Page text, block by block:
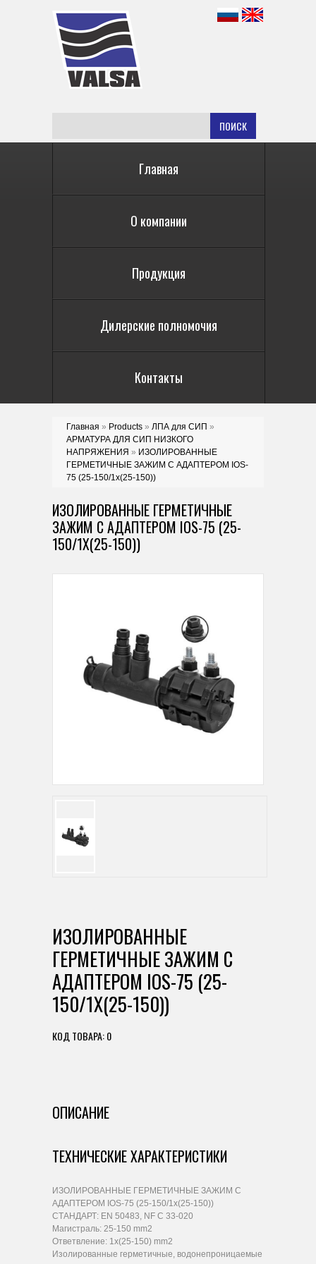
ПОИСК
Главная
О компании
Продукция
Дилерские полномочия
Контакты
Главная » Products » ЛПА для СИП »
АРМАТУРА ДЛЯ СИП НИЗКОГО
НАПРЯЖЕНИЯ » ИЗОЛИРОВАННЫЕ
ГЕРМЕТИЧНЫЕ ЗАЖИМ С АДАПТЕРОМ IOS-
75 (25-150/1x(25-150))
ИЗОЛИРОВАННЫЕ ГЕРМЕТИЧНЫЕ
ЗАЖИМ С АДАПТЕРОМ IOS-75 (25-
150/1X(25-150))
ИЗОЛИРОВАННЫЕ
ГЕРМЕТИЧНЫЕ ЗАЖИМ С
АДАПТЕРОМ IOS-75 (25-
150/1X(25-150))
КОД ТОВАРА: 0
ОПИСАНИЕ
ТЕХНИЧЕСКИЕ ХАРАКТЕРИСТИКИ
ИЗОЛИРОВАННЫЕ ГЕРМЕТИЧНЫЕ ЗАЖИМ С
АДАПТЕРОМ IOS-75 (25-150/1x(25-150))
СТАНДАРТ: EN 50483, NF C 33-020
Магистраль: 25-150 mm2
Ответвление: 1x(25-150) mm2
Изолированные герметичные, водонепроницаемые